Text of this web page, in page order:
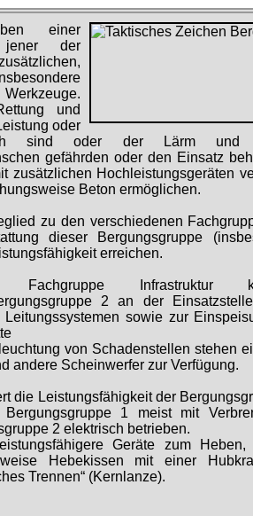
einer
jener der
und
oder
sind oder der Lärm
gefährden oder den Einsatz
zusätzlichen Hochleistungsgeräten
Beton ermöglichen.
zu den verschiedenen
dieser Bergungsgruppe
erreichen.
Infrastruktur
2 an der
sowie zur
von Schadenstellen stehen
andere Scheinwerfer zur Verfügung.
die Leistungsfähigkeit der
1 meist mit
2 elektrisch betrieben.
Geräte zum Heben,
Hebekissen mit einer
Trennen“ (Kernlanze).